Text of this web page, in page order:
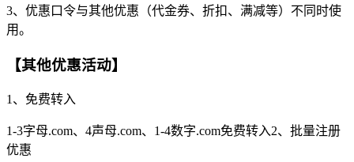
3、优惠口令与其他优惠（代金券、折扣、满减等）不同时使
用。
【其他优惠活动】
1、免费转入
1-3字母.com、4声母.com、1-4数字.com免费转入2、批量注册
优惠